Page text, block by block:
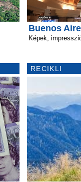
Buenos
Képek,
RECIKLI